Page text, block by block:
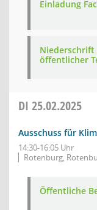
Einladung
Niederschrift
öffentlicher
DI 25.02.2025
Ausschuss für
14:30-16:05 Uhr
Rotenburg,
Öffentliche